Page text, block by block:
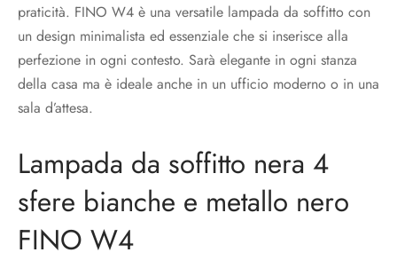
praticità. FINO W4 è una versatile lampada da soffitto con
un design minimalista ed essenziale che si inserisce alla
perfezione in ogni contesto. Sarà elegante in ogni stanza
della casa ma è ideale anche in un ufficio moderno o in una
sala d’attesa.
Lampada da soffitto nera 4
sfere bianche e metallo nero
FINO W4